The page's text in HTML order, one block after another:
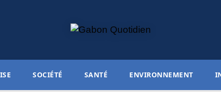
SOCIÉTÉ SANTÉ ENVIRONNEMENT